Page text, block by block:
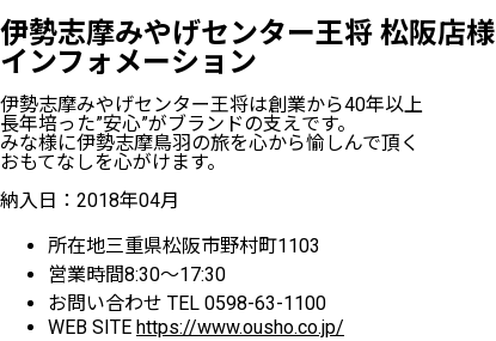
伊勢志摩みやげセンター王将 松阪店様
インフォメーション
伊勢志摩みやげセンター王将は創業から40年以上
長年培った”安心”がブランドの支えです。
みな様に伊勢志摩鳥羽の旅を心から愉しんで頂く
おもてなしを心がけます。
納入日：2018年04月
所在地三重県松阪市野村町1103
営業時間8:30～17:30
お問い合わせ TEL 0598-63-1100
WEB SITE https://www.ousho.co.jp/